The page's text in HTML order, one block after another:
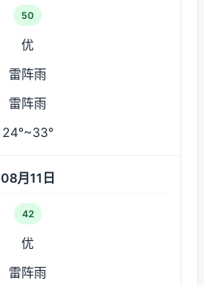
50
优
雷阵雨
雷阵雨
24°~33°
08月11日
42
优
雷阵雨